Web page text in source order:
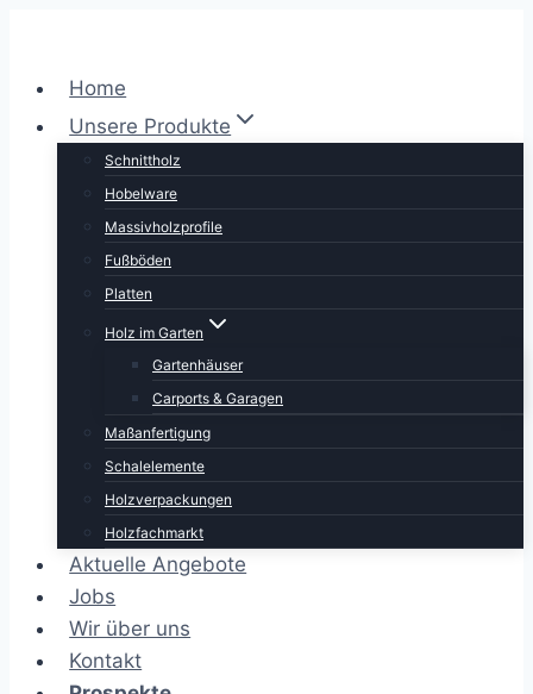
springenHome
Unsere Produkte
Schnittholz
Hobelware
Massivholzprofile
Fußböden
Platten
Holz im Garten
Gartenhäuser
Carports & Garagen
Maßanfertigung
Schalelemente
Holzverpackungen
Holzfachmarkt
Aktuelle Angebote
Jobs
Wir über uns
Kontakt